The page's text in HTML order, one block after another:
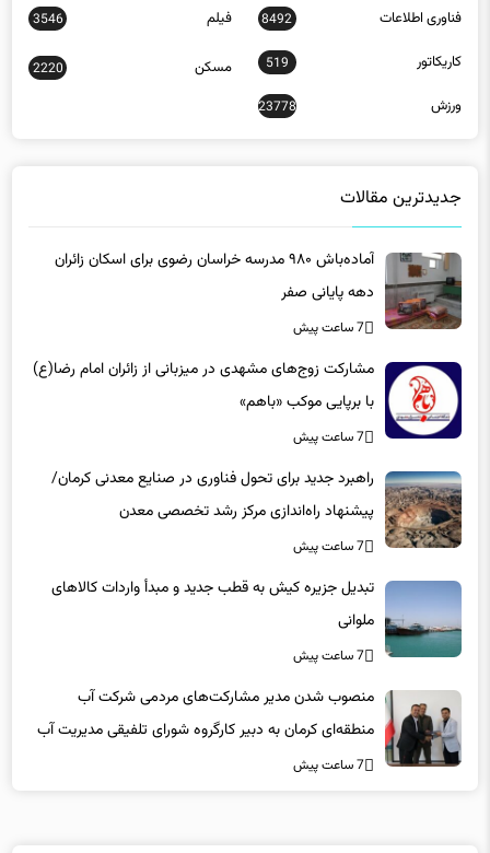
فناوری اطلاعات 8492 فیلم 3546
کاریکاتور 519 مسکن 2220
ورزش 23778
جدیدترین مقالات
آماده‌باش ۹۸۰ مدرسه خراسان رضوی برای اسکان زائران
دهه پایانی صفر
7 ساعت پیش
مشارکت زوج‌های مشهدی در میزبانی از زائران امام رضا(ع)
با برپایی موکب «باهم»
7 ساعت پیش
راهبرد جدید برای تحول فناوری در صنایع معدنی کرمان/
پیشنهاد راه‌اندازی مرکز رشد تخصصی معدن
7 ساعت پیش
تبدیل جزیره کیش به قطب جدید و مبدأ واردات کالاهای
ملوانی
7 ساعت پیش
منصوب شدن مدیر مشارکت‌های مردمی شرکت آب
منطقه‌ای کرمان به دبیر کارگروه شورای تلفیقی مدیریت آب
7 ساعت پیش